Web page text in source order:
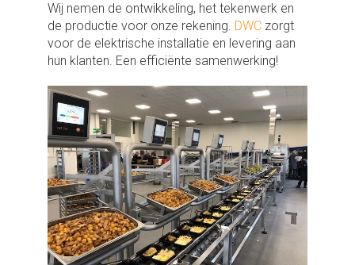
Wij nemen de ontwikkeling, het tekenwerk en
de productie voor onze rekening. DWC zorgt
voor de elektrische installatie en levering aan
hun klanten. Een efficiënte samenwerking!